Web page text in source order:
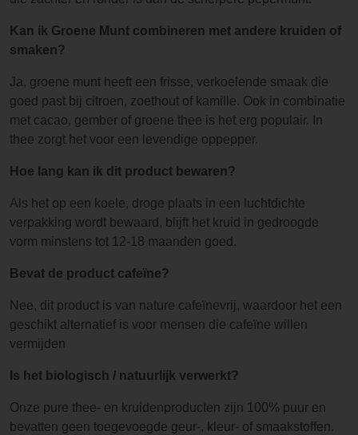
Kan ik Groene Munt combineren met andere kruiden of
smaken?
Ja, groene munt heeft een frisse, verkoelende smaak die
goed past bij citroen, zoethout of kamille. Ook in combinatie
met cacao, gember of groene thee is het erg populair. In
thee zorgt het voor een levendige oppepper.
Hoe lang kan ik dit product bewaren?
Als het op een koele, droge plaats in een luchtdichte
verpakking wordt bewaard, blijft het kruid in gedroogde
vorm minstens tot 12-18 maanden goed.
Bevat de product cafeïne?
Nee, dit product is van nature cafeïnevrij, waardoor het een
geschikt alternatief is voor mensen die cafeïne willen
vermijden
Is het biologisch / natuurlijk verwerkt?
Onze pure thee- en kruidenproducten zijn 100% puur en
bevatten geen toegevoegde geur-, kleur- of smaakstoffen.